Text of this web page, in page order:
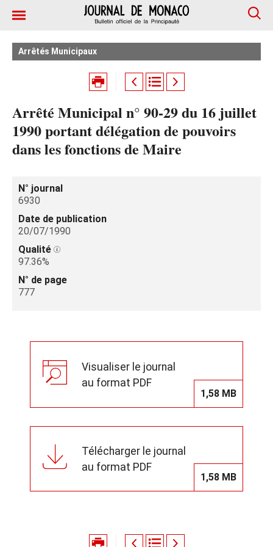
Arrêtés Municipaux
Arrêté Municipal n° 90-29 du 16 juillet
1990 portant délégation de pouvoirs
dans les fonctions de Maire
N° journal
6930
Date de publication
20/07/1990
Qualité
97.36%
N° de page
777
Visualiser le journal
au format PDF
1,58 MB
Télécharger le journal
au format PDF
1,58 MB